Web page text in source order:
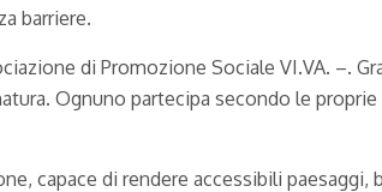
barriere.
di Promozione Sociale VI.VA. –.
Ognuno partecipa secondo le
capace di rendere accessibili paesaggi,